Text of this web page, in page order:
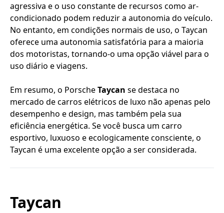
agressiva e o uso constante de recursos como ar-
condicionado podem reduzir a autonomia do veículo.
No entanto, em condições normais de uso, o Taycan
oferece uma autonomia satisfatória para a maioria
dos motoristas, tornando-o uma opção viável para o
uso diário e viagens.
Em resumo, o PorscheTaycan se destaca no
mercado de carros elétricos de luxo não apenas pelo
desempenho e design, mas também pela sua
eficiência energética. Se você busca um carro
esportivo, luxuoso e ecologicamente consciente, o
Taycan é uma excelente opção a ser considerada.
Taycan